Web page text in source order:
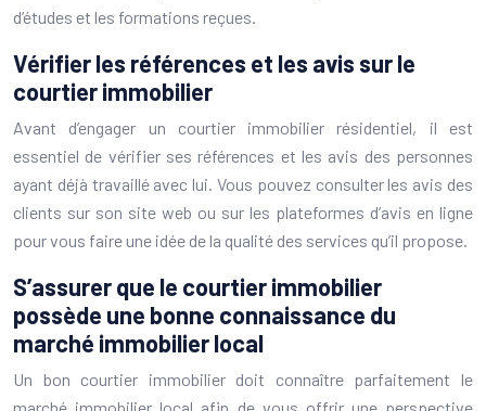
d’études et les formations reçues.
Vérifier les références et les avis sur le
courtier immobilier
Avant d’engager un courtier immobilier résidentiel, il est
essentiel de vérifier ses références et les avis des personnes
ayant déjà travaillé avec lui. Vous pouvez consulter les avis des
clients sur son site web ou sur les plateformes d’avis en ligne
pour vous faire une idée de la qualité des services qu’il propose.
S’assurer que le courtier immobilier
possède une bonne connaissance du
marché immobilier local
Un bon courtier immobilier doit connaître parfaitement le